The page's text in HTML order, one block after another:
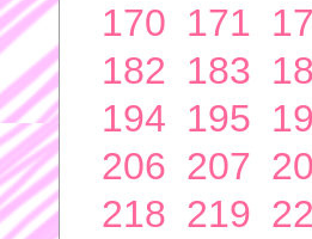
170 171
182 183
194 195
206 207
218 219